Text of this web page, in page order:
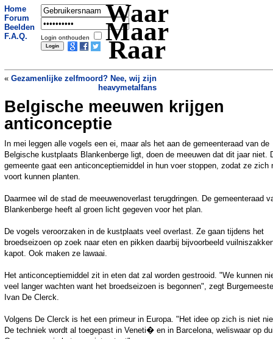
Home
Forum
Beelden
F.A.Q.
Login onthouden
Waar
Maar
Raar
« Gezamenlijke zelfmoord? Nee, wij zijn
heavymetalfans
Droom wordt werkelijkheid: jongen
stuurt brief en mag in eerste klasse
Belgische meeuwen krijgen
anticonceptie
In mei leggen alle vogels een ei, maar als het aan de gemeenteraad van de
Belgische kustplaats Blankenberge ligt, doen de meeuwen dat dit jaar niet.
gemeente gaat een anticonceptiemiddel in hun voer stoppen, zodat ze zich
voort kunnen planten.
Daarmee wil de stad de meeuwenoverlast terugdringen. De gemeenteraad
Blankenberge heeft al groen licht gegeven voor het plan.
De vogels veroorzaken in de kustplaats veel overlast. Ze gaan tijdens het
broedseizoen op zoek naar eten en pikken daarbij bijvoorbeeld
kapot. Ook maken ze lawaai.
Het anticonceptiemiddel zit in eten dat zal worden gestrooid. "We kunnen
veel langer wachten want het broedseizoen is begonnen", zegt
Ivan De Clerck.
Volgens De Clerck is het een primeur in Europa. "Het idee op zich is niet
De techniek wordt al toegepast in Veneti� en in Barcelona, weliswaar op